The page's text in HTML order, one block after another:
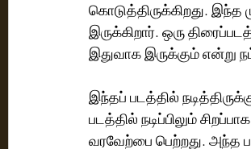
கொடுத்திருக்கிறது.
இருக்கிறார். ஒரு
இதுவாக இருக்கும் என்று
இந்தப் படத்தில்
படத்தில் நடிப்பிலும்
வரவேற்பை பெற்றது. அந்த